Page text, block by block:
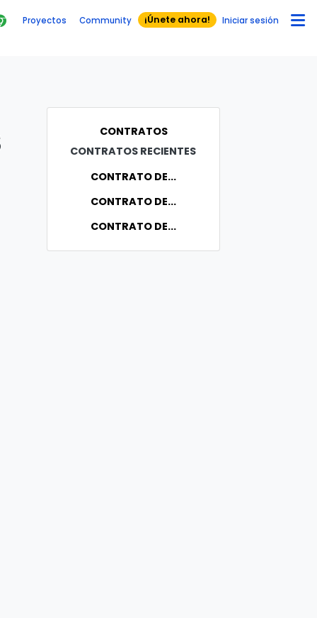
Proyectos Community ¡Únete ahora! Iniciar sesión
CONTRATOS
CONTRATOS RECIENTES
CONTRATO DE...
CONTRATO DE...
CONTRATO DE...